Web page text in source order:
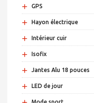
+ GPS
+ Hayon électrique
+ Intérieur cuir
+ Isofix
+ Jantes Alu 18 pouces
+ LED de jour
Mode sport